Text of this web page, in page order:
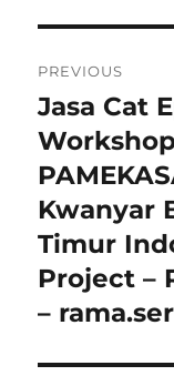
PREVIOUS
Previous
post:
Jasa Cat
Kwanyar
Timur
Project –
–